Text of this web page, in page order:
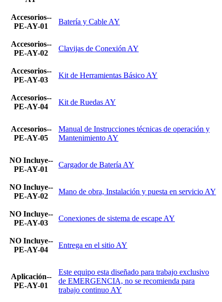
Accesorios--
PE-AY-01
Batería y Cable AY
Accesorios--
PE-AY-02
Clavijas de Conexión AY
Accesorios--
PE-AY-03
Kit de Herramientas Básico AY
Accesorios--
PE-AY-04
Kit de Ruedas AY
Accesorios--
PE-AY-05
Manual de Instrucciones técnicas de operación y
Mantenimiento AY
NO Incluye--
PE-AY-01
Cargador de Batería AY
NO Incluye--
PE-AY-02
Mano de obra, Instalación y puesta en servicio AY
NO Incluye--
PE-AY-03
Conexiones de sistema de escape AY
NO Incluye--
PE-AY-04
Entrega en el sitio AY
Aplicación--
PE-AY-01
Este equipo esta diseñado para trabajo exclusivo
de EMERGENCIA, no se recomienda para
trabajo continuo AY